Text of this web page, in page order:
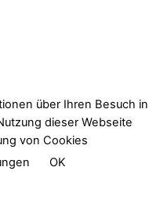
über Ihren Besuch in
dieser Webseite
von Cookies
OK